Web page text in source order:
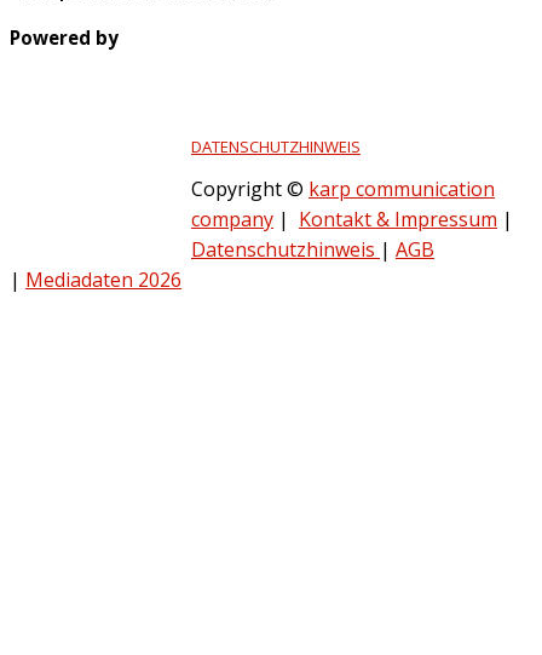
Powered by
DATENSCHUTZHINWEIS
Copyright © karp communication
company | Kontakt & Impressum |
Datenschutzhinweis | AGB
| Mediadaten 2026